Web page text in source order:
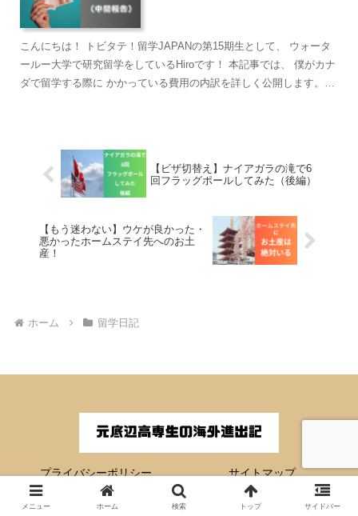
こんにちは！ トビタテ！留学JAPANの第15期生として、 ウォータ
ールー大学で研究留学をしているHiroです！ 本記事では、 僕がカナ
ダで留学する際に かかっている費用の内訳を詳しく公開します。
【ビザ切替え】ナイアガラの滝で6
回フラッグポールしてみた（後編）
【もう迷わない】ウケが良かった・
悪かったホームステイ先へのお土
産！
ホーム 留学日記
プライバシーポリシー サイトマップ
© 2023 元底辺高専生の海外進出記.
メニュー ホーム 検索 トップ サイドバー